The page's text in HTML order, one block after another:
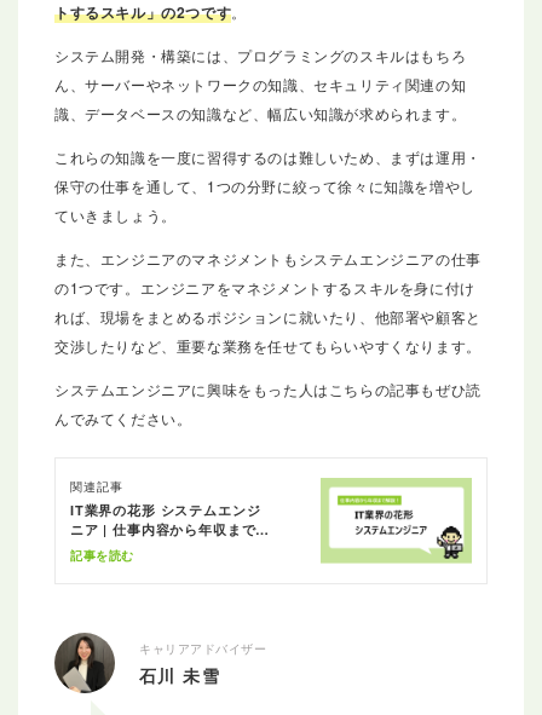
トするスキル」の2つです。
システム開発・構築には、プログラミングのスキルはもちろ
ん、サーバーやネットワークの知識、セキュリティ関連の知
識、データベースの知識など、幅広い知識が求められます。
これらの知識を一度に習得するのは難しいため、まずは運用・
保守の仕事を通して、1つの分野に絞って徐々に知識を増やし
ていきましょう。
また、エンジニアのマネジメントもシステムエンジニアの仕事
の1つです。エンジニアをマネジメントするスキルを身に付け
れば、現場をまとめるポジションに就いたり、他部署や顧客と
交渉したりなど、重要な業務を任せてもらいやすくなります。
システムエンジニアに興味をもった人はこちらの記事もぜひ読
んでみてください。
関連記事
IT業界の花形 システムエンジ
ニア | 仕事内容から年収まで解
説
記事を読む
キャリアアドバイザー
石川 未雪